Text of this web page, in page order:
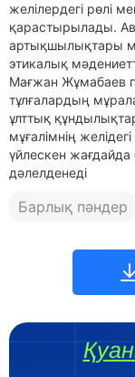
желілердегі рөлі
қарастырылады.
артықшылықтары
этикалық
Мағжан Жұмабаев
тұлғалардың
ұлттық
мұғалімнің
үйлескен жағдайда
дәлелденеді
Барлық пәндер